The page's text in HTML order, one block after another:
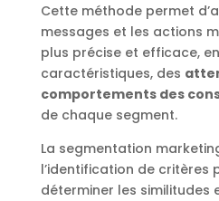
Cette méthode permet
messages et les actions
plus précise et efficace,
caractéristiques, des
comportements des
de chaque segment.
La segmentation
l’identification de critères
déterminer les similitudes